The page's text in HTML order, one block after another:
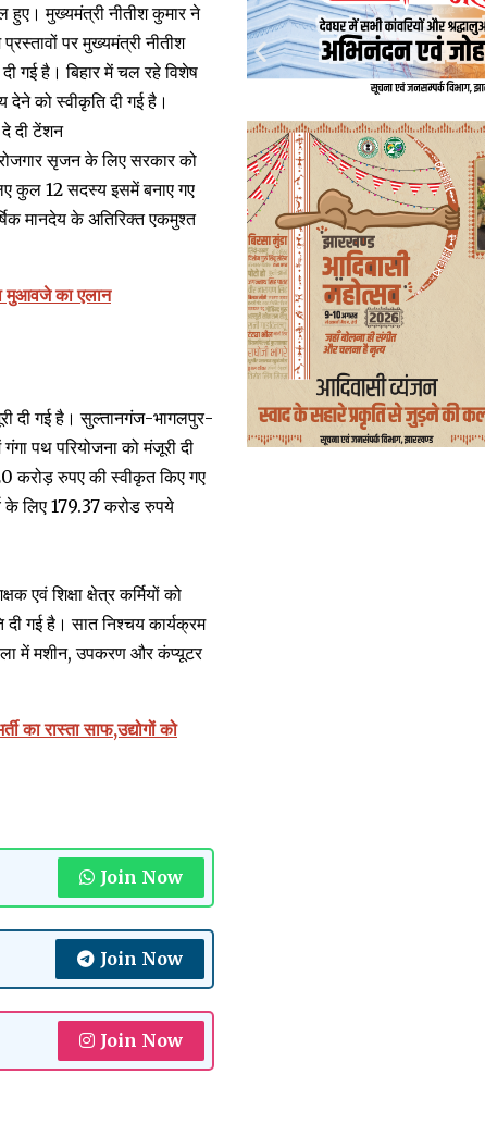
हुए। मुख्यमंत्री नीतीश कुमार ने
पर मुख्यमंत्री नीतीश
गई है। बिहार में चल रहे विशेष
को स्वीकृति दी गई है।
दी टेंशन
सृजन के लिए सरकार को
कुल 12 सदस्य इसमें बनाए गए
मानदेय के अतिरिक्त एकमुश्त
मुआवजे का एलान
दी गई है। सुल्तानगंज-भागलपुर-
पथ परियोजना को मंजूरी दी
करोड़ रुपए की स्वीकृत किए गए
के लिए 179.37 करोड रुपये
एवं शिक्षा क्षेत्र कर्मियों को
गई है। सात निश्चय कार्यक्रम
में मशीन, उपकरण और कंप्यूटर
का रास्ता साफ,उद्योगों को
Join Now
Join Now
Join Now